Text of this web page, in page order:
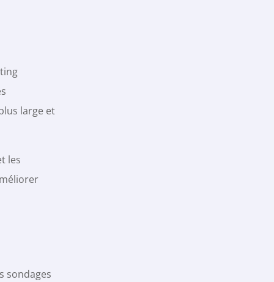
large et
les
sondages